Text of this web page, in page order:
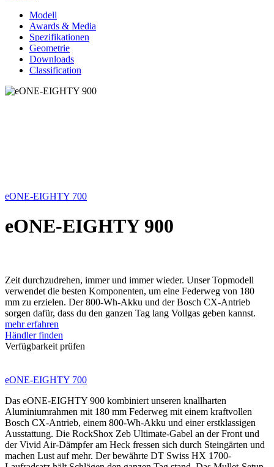
Modell
Awards & Media
Spezifikationen
Geometrie
Downloads
Classification
eONE-EIGHTY 700
eONE-EIGHTY 900
Zeit durchzudrehen, immer und immer wieder. Unser Topmodell
verwendet die besten Komponenten, um eine Federweg von 180
mm zu erzielen. Der 800-Wh-Akku und der Bosch CX-Antrieb
sorgen dafür, dass du den ganzen Tag lang Vollgas geben kannst.
mehr erfahren
Händler finden
Verfügbarkeit prüfen
eONE-EIGHTY 700
Das eONE-EIGHTY 900 kombiniert unseren knallharten
Aluminiumrahmen mit 180 mm Federweg mit einem kraftvollen
Bosch CX-Antrieb, einem 800-Wh-Akku und einer erstklassigen
Ausstattung. Die RockShox Zeb Ultimate-Gabel an der Front und
der Vivid Air-Dämpfer am Heck fressen sich durch Steingärten und
machen Lust auf mehr. Der bewährte DT Swiss HX 1700-